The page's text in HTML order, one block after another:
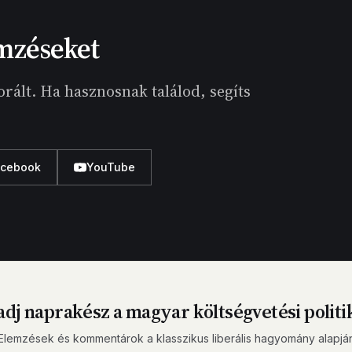
Ha hasznosnak találod, segíts
YouTube
naprakész a magyar költségvetési
és kommentárok a klasszikus liberális hagyomány